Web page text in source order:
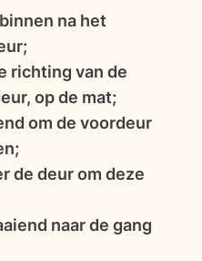
na het
richting van de
op de mat;
om de voordeur
de deur om deze
naar de gang